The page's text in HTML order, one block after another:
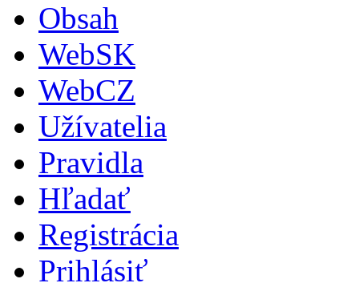
Obsah
WebSK
WebCZ
Užívatelia
Pravidla
Hľadať
Registrácia
Prihlásiť